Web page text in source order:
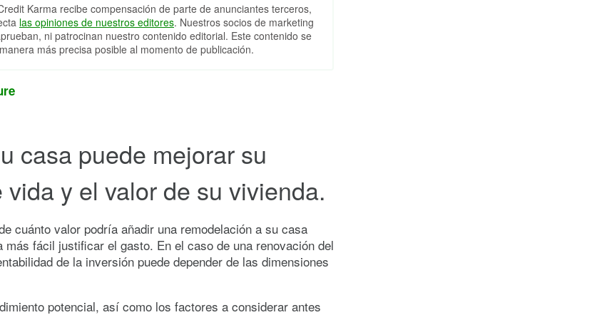
Karma recibe compensación de parte de anunciantes terceros,
las opiniones de nuestros editores. Nuestros socios de marketing
ni patrocinan nuestro contenido editorial. Este contenido se
más precisa posible al momento de publicación.
casa puede mejorar su
y el valor de su vivienda.
cuánto valor podría añadir una remodelación a su casa
más fácil justificar el gasto. En el caso de una renovación del
de la inversión puede depender de las dimensiones
potencial, así como los factores a considerar antes